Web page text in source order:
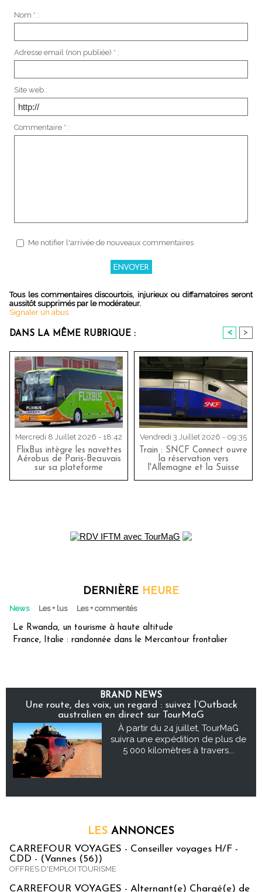
Nom * :
Adresse email (non publiée) * :
Site web :
Commentaire * :
Me notifier l'arrivée de nouveaux commentaires
Tous les commentaires discourtois, injurieux ou diffamatoires seront
aussitôt supprimés par le modérateur.
Signaler un abus
DANS LA MÊME RUBRIQUE : < >
Mercredi 8 Juillet 2026 - 18:42
FlixBus intègre les navettes
Aérobus de Paris-Beauvais
sur sa plateforme
Vendredi 3 Juillet 2026 - 09:35
Train : SNCF Connect ouvre
la réservation vers
l'Allemagne et la Suisse
DERNIÈRE HEURE
News Les + lus Les + commentés
Le Rwanda, un tourisme à haute altitude
France, Italie : randonnée dans le Mercantour frontalier
BRAND NEWS
Une route, des voix, un regard : suivez l’Outback
australien en direct sur TourMaG
À partir du 24 juillet, TourMaG
suivra une expédition de plus de
5 000 kilomètres à travers...
LES ANNONCES
CARREFOUR VOYAGES - Conseiller voyages H/F -
CDD - (Vannes (56))
OFFRES D'EMPLOI TOURISME
CARREFOUR VOYAGES - Alternant(e) Chargé(e) de